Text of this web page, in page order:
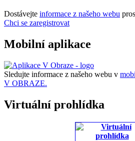
Dostávejte informace z našeho webu
Chci se zaregistrovat
Mobilní aplikace
Sledujte informace z našeho webu v
V OBRAZE.
Virtuální prohlídka